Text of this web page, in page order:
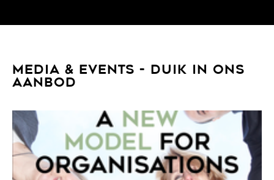
MEDIA & EVENTS - DUIK IN ONS
AANBOD